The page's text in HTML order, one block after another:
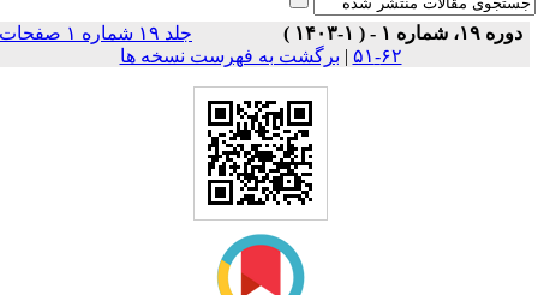
دوره ۱۹، شماره ۱ - ( ۱-۱۴۰۳ )
جلد ۱۹ شماره ۱ صفحات
۶۲-۵۱
|برگشت به فهرست نسخه ها